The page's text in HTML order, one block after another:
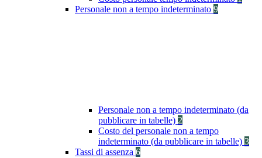
Personale non a tempo indeterminato 9
Personale non a tempo indeterminato (da
pubblicare in tabelle) 2
Costo del personale non a tempo
indeterminato (da pubblicare in tabelle) 3
Tassi di assenza 6